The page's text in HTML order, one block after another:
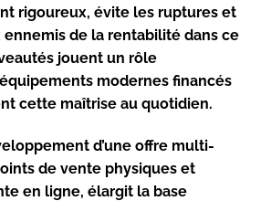
rigoureux, évite les ruptures et
ennemis de la rentabilité dans ce
jouent un rôle
modernes financés
cette maîtrise au quotidien.
d’une offre multi-
de vente physiques et
en ligne, élargit la base